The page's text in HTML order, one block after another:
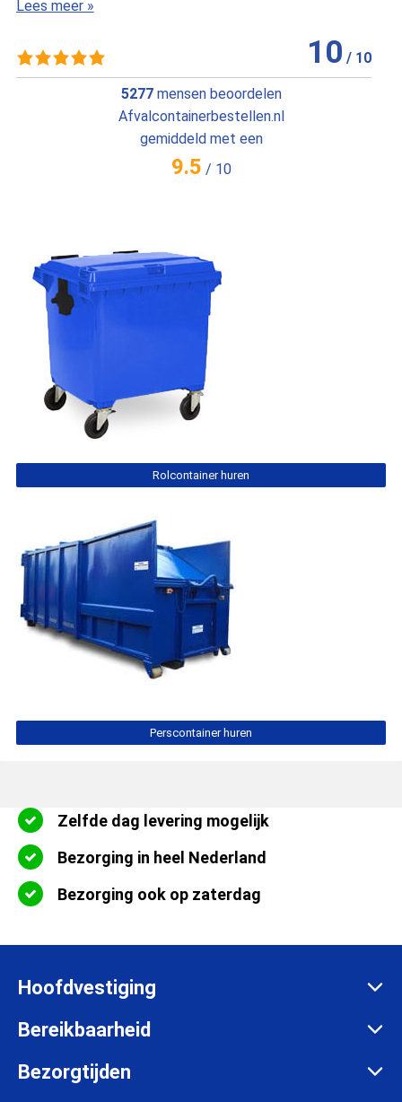
Lees meer »
10 / 10
5277mensen beoordelen
Afvalcontainerbestellen.nl
gemiddeld met een
9.5 / 10
Rolcontainer huren
Perscontainer huren
Zelfde dag levering mogelijk
Bezorging in heel Nederland
Bezorging ook op zaterdag
Hoofdvestiging
Zadelmakersstraat 26
info@afvalcontainerbestellen.nl
Bereikbaarheid
Maandag t/m vrijdag:
Bezorgtijden